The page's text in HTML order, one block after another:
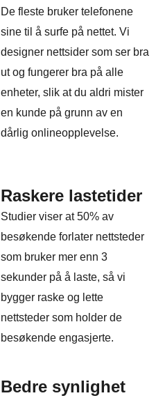
De fleste bruker telefonene
sine til å surfe på nettet. Vi
designer nettsider som ser bra
ut og fungerer bra på alle
enheter, slik at du aldri mister
en kunde på grunn av en
dårlig onlineopplevelse.
Raskere lastetider
Studier viser at 50% av
besøkende forlater nettsteder
som bruker mer enn 3
sekunder på å laste, så vi
bygger raske og lette
nettsteder som holder de
besøkende engasjerte.
Bedre synlighet